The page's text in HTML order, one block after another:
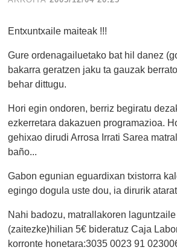
Entxuntxaile maiteak !!!
Gure ordenagailuetako bat hil danez
bakarra geratzen jaku ta gauzak
behar dittugu.
Hori egin ondoren, berriz begiratu
ezkerretara dakazuen programazioa.
gehixao dirudi Arrosa Irrati Sarea
baño...
Gabon egunian eguardixan txistorra
egingo dogula uste dou, ia dirurik
Nahi badozu, matrallakoren
(zaitezke)hilian 5€ bideratuz Caja
korronte honetara:3035 0023 91